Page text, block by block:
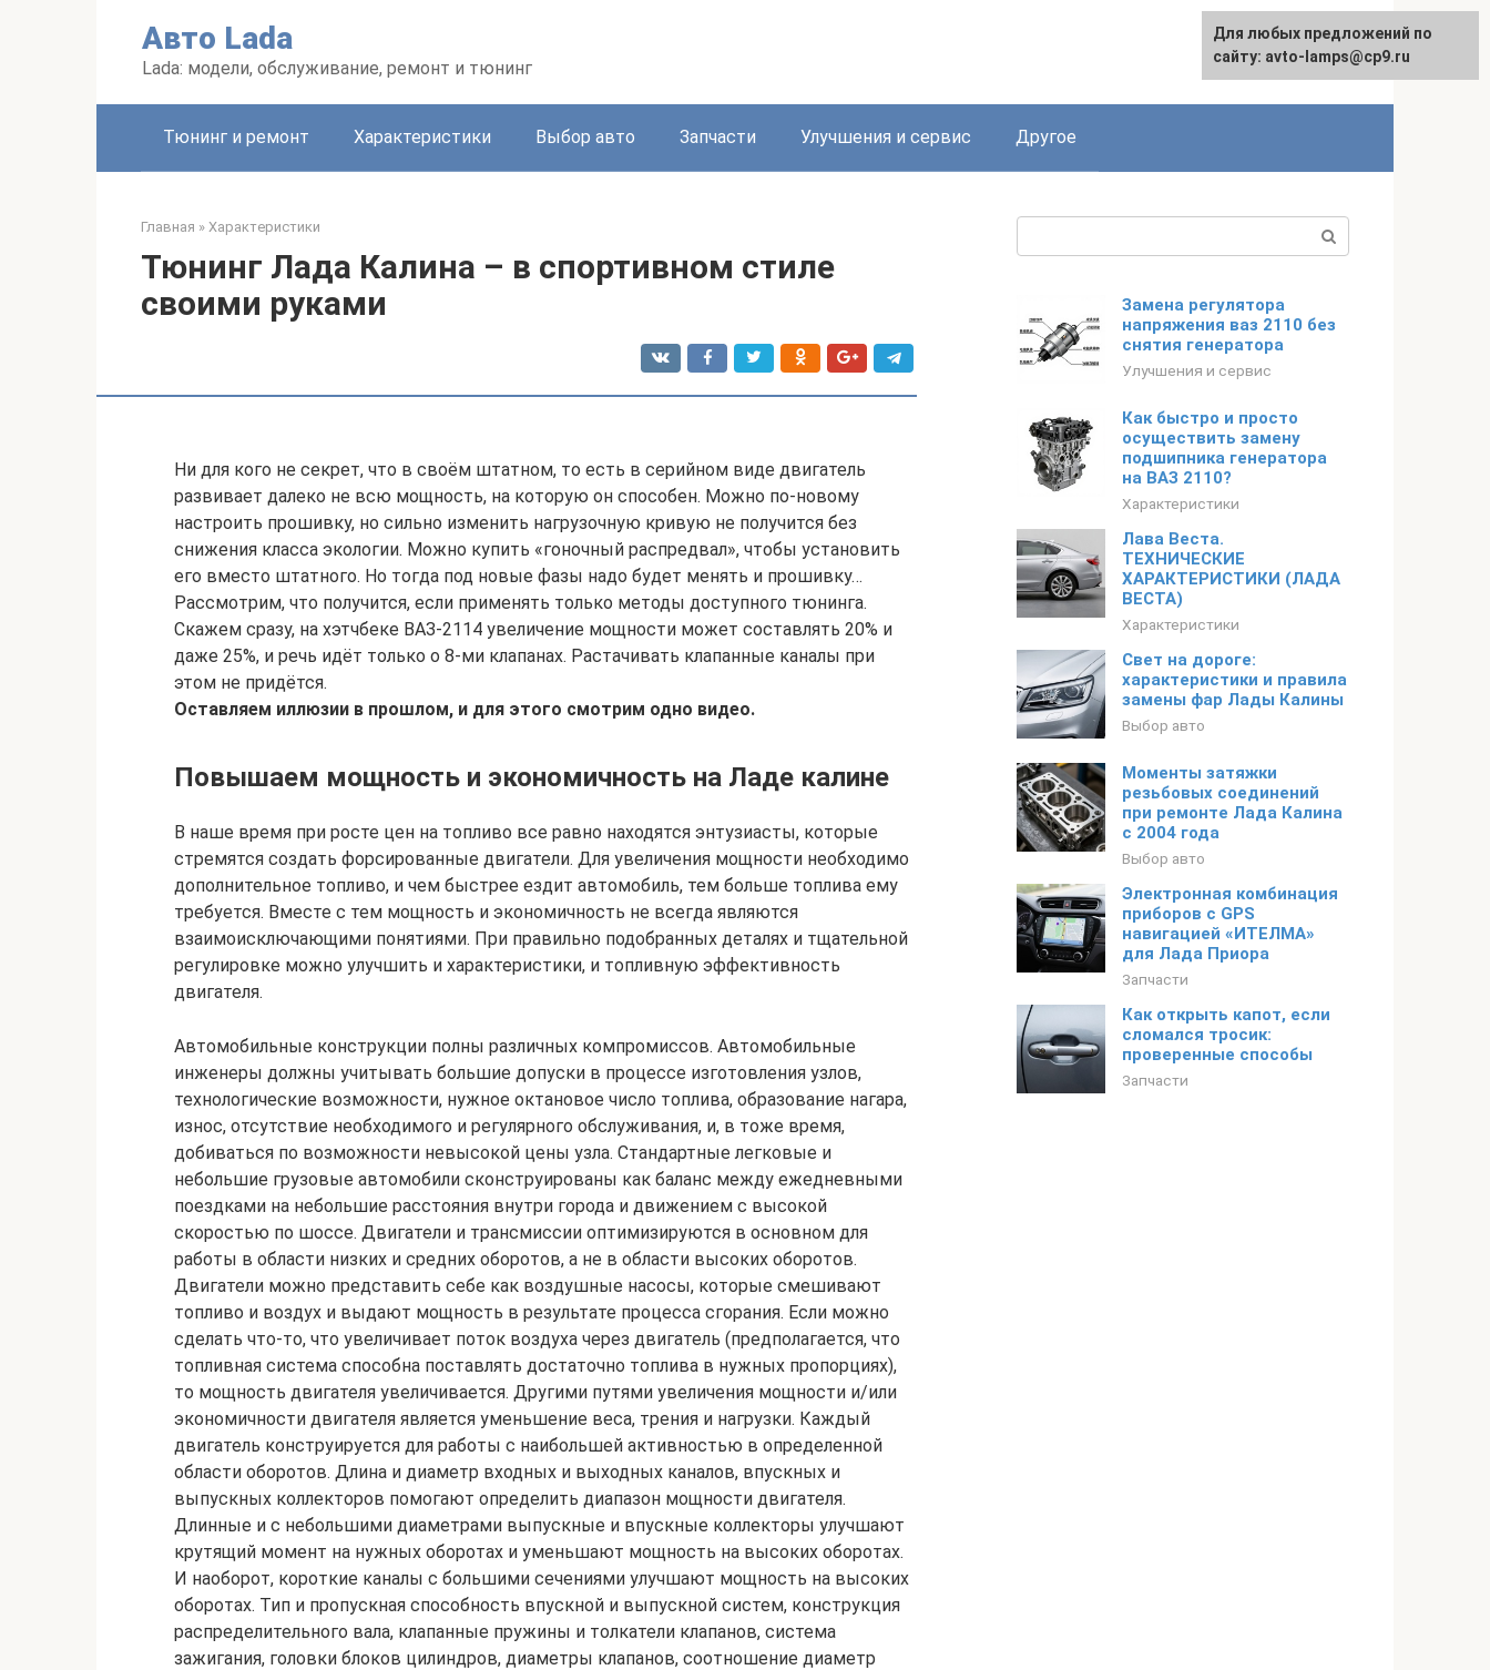
Авто Lada
Lada: модели, обслуживание, ремонт и тюнинг
Тюнинг и ремонт Характеристики Выбор авто Запчасти Улучшения и сервис Другое
Главная » Характеристики
Тюнинг Лада Калина – в спортивном стиле
своими руками
Ни для кого не секрет, что в своём штатном, то есть в серийном виде двигатель
развивает далеко не всю мощность, на которую он способен. Можно по-новому
настроить прошивку, но сильно изменить нагрузочную кривую не получится без
снижения класса экологии. Можно купить «гоночный распредвал», чтобы установить
его вместо штатного. Но тогда под новые фазы надо будет менять и прошивку…
Рассмотрим, что получится, если применять только методы доступного тюнинга.
Скажем сразу, на хэтчбеке ВАЗ-2114 увеличение мощности может составлять 20% и
даже 25%, и речь идёт только о 8-ми клапанах. Растачивать клапанные каналы при
этом не придётся.
Оставляем иллюзии в прошлом, и для этого смотрим одно видео.
Повышаем мощность и экономичность на Ладе калине
В наше время при росте цен на топливо все равно находятся энтузиасты, которые
стремятся создать форсированные двигатели. Для увеличения мощности необходимо
дополнительное топливо, и чем быстрее ездит автомобиль, тем больше топлива ему
требуется. Вместе с тем мощность и экономичность не всегда являются
взаимоисключающими понятиями. При правильно подобранных деталях и тщательной
регулировке можно улучшить и характеристики, и топливную эффективность
двигателя.
Автомобильные конструкции полны различных компромиссов. Автомобильные
инженеры должны учитывать большие допуски в процессе изготовления узлов,
технологические возможности, нужное октановое число топлива, образование нагара,
износ, отсутствие необходимого и регулярного обслуживания, и, в тоже время,
добиваться по возможности невысокой цены узла. Стандартные легковые и
небольшие грузовые автомобили сконструированы как баланс между ежедневными
поездками на небольшие расстояния внутри города и движением с высокой
скоростью по шоссе. Двигатели и трансмиссии оптимизируются в основном для
работы в области низких и средних оборотов, а не в области высоких оборотов.
Двигатели можно представить себе как воздушные насосы, которые смешивают
топливо и воздух и выдают мощность в результате процесса сгорания. Если можно
сделать что-то, что увеличивает поток воздуха через двигатель (предполагается, что
топливная система способна поставлять достаточно топлива в нужных пропорциях),
то мощность двигателя увеличивается. Другими путями увеличения мощности и/или
экономичности двигателя является уменьшение веса, трения и нагрузки. Каждый
двигатель конструируется для работы с наибольшей активностью в определенной
области оборотов. Длина и диаметр входных и выходных каналов, впускных и
выпускных коллекторов помогают определить диапазон мощности двигателя.
Длинные и с небольшими диаметрами выпускные и впускные коллекторы улучшают
крутящий момент на нужных оборотах и уменьшают мощность на высоких оборотах.
И наоборот, короткие каналы с большими сечениями улучшают мощность на высоких
оборотах. Тип и пропускная способность впускной и выпускной систем, конструкция
распределительного вала, клапанные пружины и толкатели клапанов, система
зажигания, головки блоков цилиндров, диаметры клапанов, соотношение диаметр
Замена регулятора
напряжения ваз 2110 без
снятия генератора
Улучшения и сервис
Как быстро и просто
осуществить замену
подшипника генератора
на ВАЗ 2110?
Характеристики
Лава Веста.
ТЕХНИЧЕСКИЕ
ХАРАКТЕРИСТИКИ (ЛАДА
ВЕСТА)
Характеристики
Свет на дороге:
характеристики и правила
замены фар Лады Калины
Выбор авто
Моменты затяжки
резьбовых соединений
при ремонте Лада Калина
с 2004 года
Выбор авто
Электронная комбинация
приборов с GPS
навигацией «ИТЕЛМА»
для Лада Приора
Запчасти
Как открыть капот, если
сломался тросик:
проверенные способы
Запчасти
Для любых предложений по
сайту: avto-lamps@cp9.ru